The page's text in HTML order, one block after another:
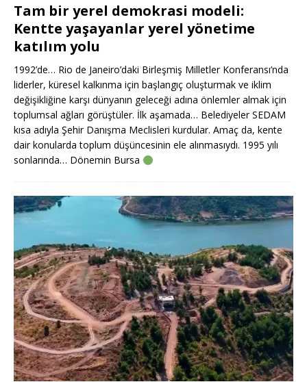
Tam bir yerel demokrasi modeli:
Kentte yaşayanlar yerel yönetime
katılım yolu
1992’de… Rio de Janeiro’daki Birleşmiş Milletler Konferansı’nda
liderler, küresel kalkınma için başlangıç oluşturmak ve iklim
değişikliğine karşı dünyanın geleceği adına önlemler almak için
toplumsal ağları görüştüler. İlk aşamada… Belediyeler SEDAM
kısa adıyla Şehir Danışma Meclisleri kurdular. Amaç da, kente
dair konularda toplum düşüncesinin ele alınmasıydı. 1995 yılı
sonlarında… Dönemin Bursa